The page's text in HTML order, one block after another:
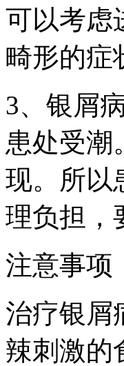
可以考虑
畸形的症
3、银屑
患处受潮
现。所以
理负担，
注意事项
治疗银屑
辣刺激的